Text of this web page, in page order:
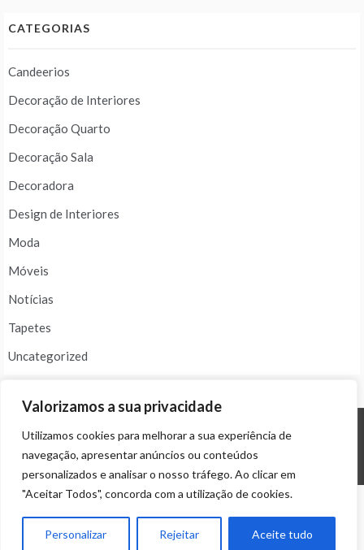
Valorizamos a sua privacidade
Utilizamos cookies para melhorar a sua experiência de
navegação, apresentar anúncios ou conteúdos
personalizados e analisar o nosso tráfego. Ao clicar em
"Aceitar Todos", concorda com a utilização de cookies.
Personalizar Rejeitar Aceite tudo
CATEGORIAS
Candeerios
Decoração de Interiores
Decoração Quarto
Decoração Sala
Decoradora
Design de Interiores
Moda
Móveis
Notícias
Tapetes
Uncategorized